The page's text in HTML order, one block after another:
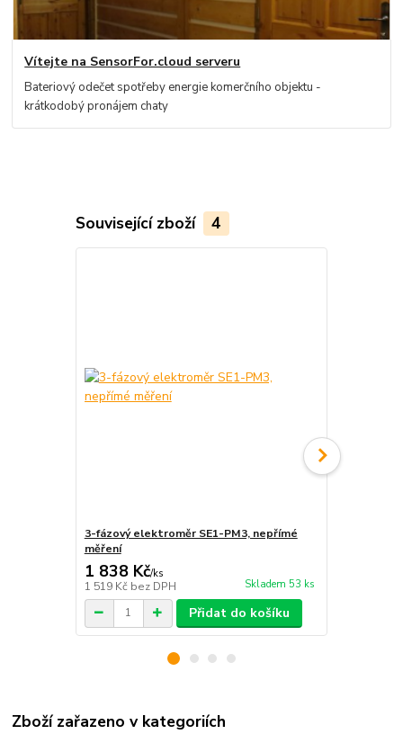
Vítejte na SensorFor.cloud serveru
Bateriový odečet spotřeby energie komerčního objektu -
krátkodobý pronájem chaty
Související zboží 4
3-fázový elektroměr SE1-PM3, nepřímé
měření
1 838 Kč/ks
1 519 Kč bez DPH Skladem 53 ks
Přidat do košíku
Zboží zařazeno v kategoriích